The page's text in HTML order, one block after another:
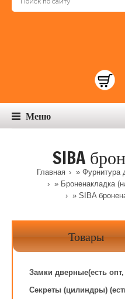
Меню
SIBA
Главная » Фурнитура
» Броненакладка
» SIBA
Товары
Замки дверные(есть опт,
Секреты (цилиндры)